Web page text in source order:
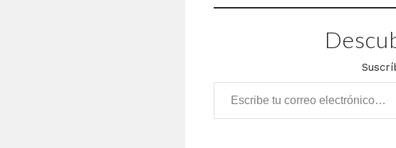
Escribe tu correo electrónico…